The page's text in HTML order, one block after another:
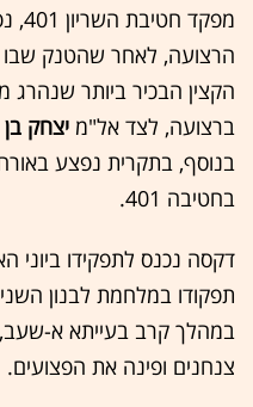
הרצועה, לאחר שהטנק
הקצין הבכיר ביותר
ברצועה, לצד אל"מ יצחק
בחטיבה 401.
דקסה נכנס לתפקידו ביוני
תפקודו במלחמת לבנון
במהלך קרב בעייתא א-
צנחנים ופינה את הפצועים.